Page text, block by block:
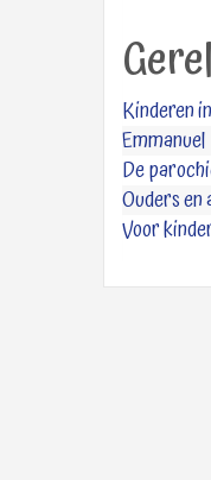
Kinderen
Emmanuel
De
Ouders en
Voor